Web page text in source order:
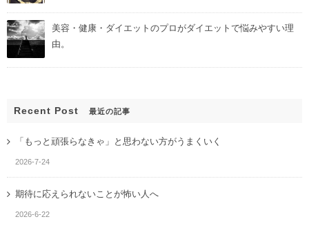
美容・健康・ダイエットのプロがダイエットで悩みやすい理
由。
Recent Post 最近の記事
「もっと頑張らなきゃ」と思わない方がうまくいく
2026-7-24
期待に応えられないことが怖い人へ
2026-6-22